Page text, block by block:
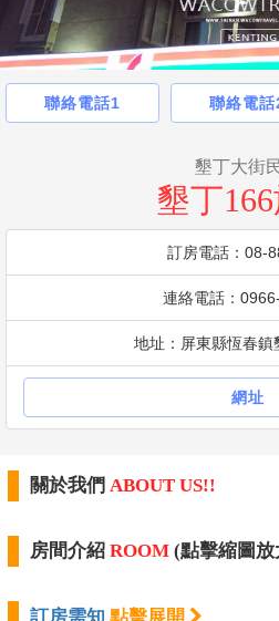
聯絡電話1 聯絡電話
墾丁大街
墾丁
訂房電話：08-
連絡電話：
地址：屏東縣恆春鎮
網址
關於我們 ABOUT US!!
房間介紹 ROOM (點擊縮圖放